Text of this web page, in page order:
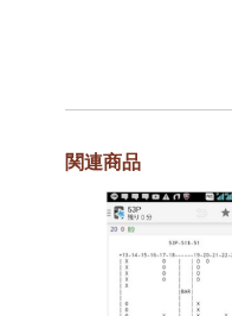
関連商品